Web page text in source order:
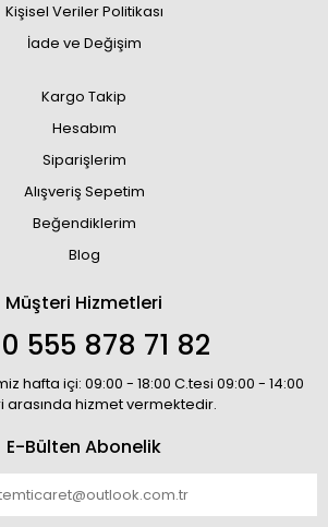
Kişisel Veriler Politikası
İade ve Değişim
Kargo Takip
Hesabım
Siparişlerim
Alışveriş Sepetim
Beğendiklerim
Blog
Müşteri Hizmetleri
0 555 878 71 82
hafta içi: 09:00 - 18:00 C.tesi 09:00 - 14:00
arasında hizmet vermektedir.
E-Bülten Abonelik